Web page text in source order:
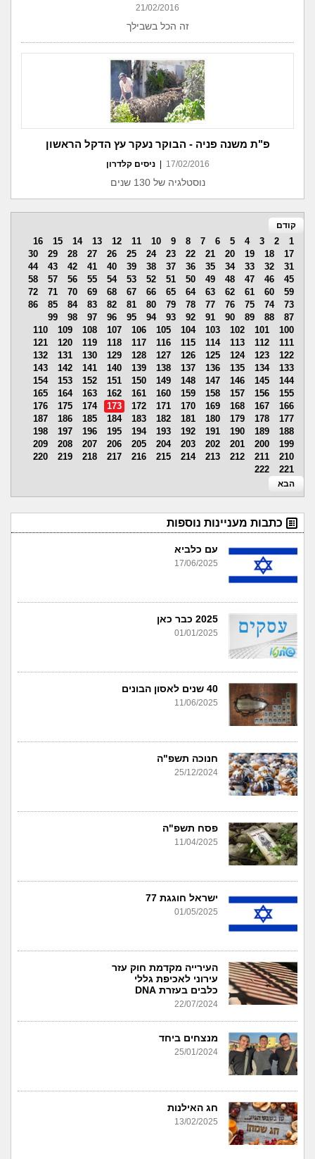
21/02/2016
זה הכל בשבילך
פ"ת משנה פניה - הבוקר נעקר עץ הדקל הראשון
17/02/2016 ניסים קלדרון
נוסטלגיה של 130 שנים
קודם
1
2
3
4
5
6
7
8
9
10
11
12
13
14
15
16
17
18
19
20
21
22
23
24
25
26
27
28
29
30
31
32
33
34
35
36
37
38
39
40
41
42
43
44
45
46
47
48
49
50
51
52
53
54
55
56
57
58
59
60
61
62
63
64
65
66
67
68
69
70
71
72
73
74
75
76
77
78
79
80
81
82
83
84
85
86
87
88
89
90
91
92
93
94
95
96
97
98
99
100
101
102
103
104
105
106
107
108
109
110
111
112
113
114
115
116
117
118
119
120
121
122
123
124
125
126
127
128
129
130
131
132
133
134
135
136
137
138
139
140
141
142
143
144
145
146
147
148
149
150
151
152
153
154
155
156
157
158
159
160
161
162
163
164
165
166
167
168
169
170
171
172
173
174
175
176
177
178
179
180
181
182
183
184
185
186
187
188
189
190
191
192
193
194
195
196
197
198
199
200
201
202
203
204
205
206
207
208
209
210
211
212
213
214
215
216
217
218
219
220
221
222
הבא
כתבות מעניינות נוספות
עם כלביא
17/06/2025
2025 כבר כאן
01/01/2025
40 שנים לאסון הבונים
11/06/2025
חנוכה תשפ"ה
25/12/2024
פסח תשפ"ה
11/04/2025
ישראל חוגגת 77
01/05/2025
העירייה מקדמת חוק עזר
עירוני לאכיפת גללי
כלבים בעזרת DNA
22/07/2024
מנצחים ביחד
25/01/2024
חג האילנות
13/02/2025